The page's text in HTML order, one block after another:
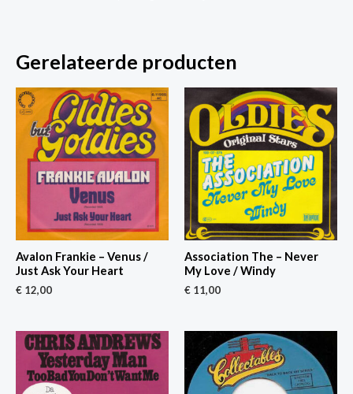
Gerelateerde producten
Avalon Frankie – Venus /
Just Ask Your Heart
€ 12,00
Association The – Never
My Love / Windy
€ 11,00